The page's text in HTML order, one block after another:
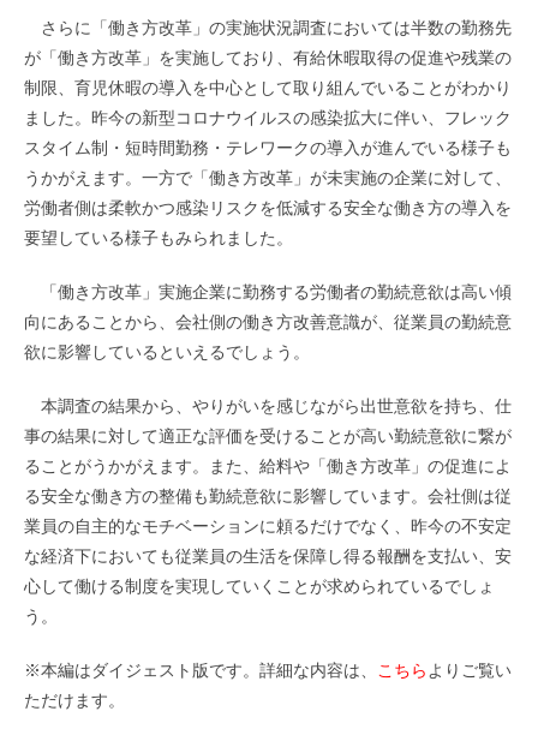
さらに「働き方改革」の実施状況調査においては半数の勤務先
が「働き方改革」を実施しており、有給休暇取得の促進や残業の
制限、育児休暇の導入を中心として取り組んでいることがわかり
ました。昨今の新型コロナウイルスの感染拡大に伴い、フレック
スタイム制・短時間勤務・テレワークの導入が進んでいる様子も
うかがえます。一方で「働き方改革」が未実施の企業に対して、
労働者側は柔軟かつ感染リスクを低減する安全な働き方の導入を
要望している様子もみられました。
「働き方改革」実施企業に勤務する労働者の勤続意欲は高い傾
向にあることから、会社側の働き方改善意識が、従業員の勤続意
欲に影響しているといえるでしょう。
本調査の結果から、やりがいを感じながら出世意欲を持ち、仕
事の結果に対して適正な評価を受けることが高い勤続意欲に繋が
ることがうかがえます。また、給料や「働き方改革」の促進によ
る安全な働き方の整備も勤続意欲に影響しています。会社側は従
業員の自主的なモチベーションに頼るだけでなく、昨今の不安定
な経済下においても従業員の生活を保障し得る報酬を支払い、安
心して働ける制度を実現していくことが求められているでしょ
う。
※本編はダイジェスト版です。詳細な内容は、 こちら よりご覧い
ただけます。